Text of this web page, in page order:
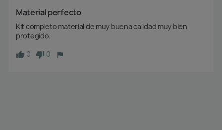
Material perfecto
Kit completo material de muy buena calidad muy bien
protegido.
0
0